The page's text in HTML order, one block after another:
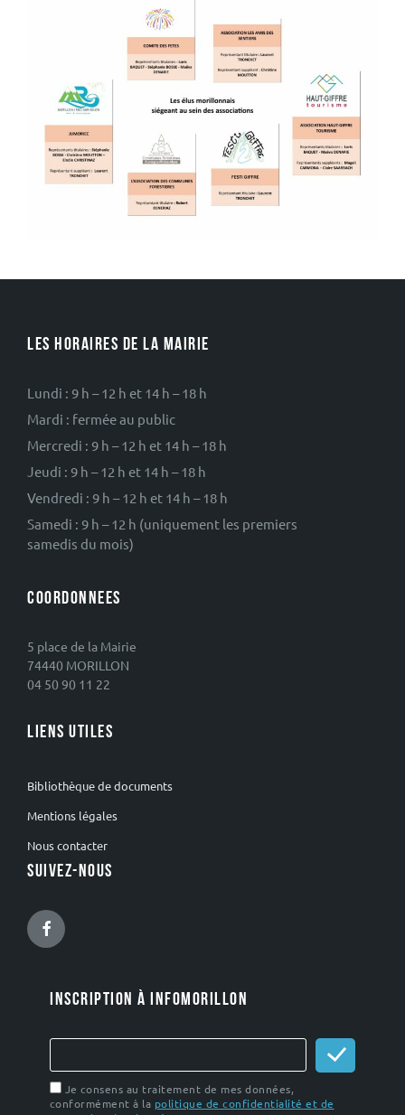
LES HORAIRES DE LA MAIRIE
Lundi : 9 h – 12 h et 14 h – 18 h
Mardi : fermée au public
Mercredi : 9 h – 12 h et 14 h – 18 h
Jeudi : 9 h – 12 h et 14 h – 18 h
Vendredi : 9 h – 12 h et 14 h – 18 h
Samedi : 9 h – 12 h (uniquement les premiers
samedis du mois)
COORDONNEES
5 place de la Mairie
74440 MORILLON
04 50 90 11 22
LIENS UTILES
Bibliothèque de documents
Mentions légales
Nous contacter
SUIVEZ-NOUS
Facebook
INSCRIPTION À INFOMORILLON
Je consens au traitement de mes données,
conformément à la politique de confidentialité et de